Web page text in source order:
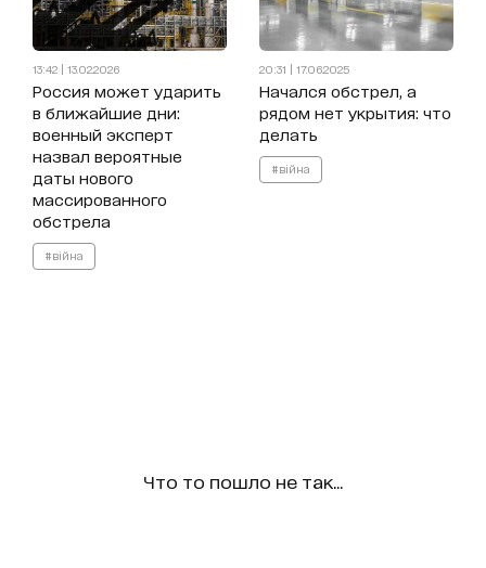
13:42 | 13.02.2026
Россия может ударить
в ближайшие дни:
военный эксперт
назвал вероятные
даты нового
массированного
обстрела
#війна
20:31 | 17.06.2025
Начался обстрел, а
рядом нет укрытия: что
делать
#війна
Что то пошло не так...